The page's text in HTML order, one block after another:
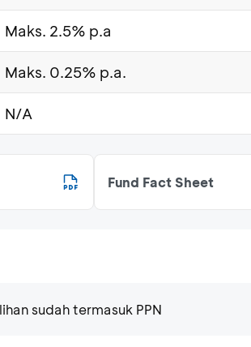
Maks. 2.5% p.a
Maks. 0.25% p.a.
N/A
Fund Fact Sheet
sudah termasuk PPN